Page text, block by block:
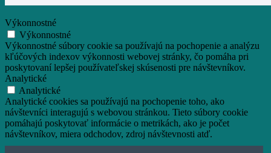
Výkonnostné
Výkonnostné
Výkonnostné súbory cookie sa používajú na pochopenie a analýzu
kľúčových indexov výkonnosti webovej stránky, čo pomáha pri
poskytovaní lepšej používateľskej skúsenosti pre návštevníkov.
Analytické
Analytické
Analytické cookies sa používajú na pochopenie toho, ako
návštevníci interagujú s webovou stránkou. Tieto súbory cookie
pomáhajú poskytovať informácie o metrikách, ako je počet
návštevníkov, miera odchodov, zdroj návštevnosti atď.